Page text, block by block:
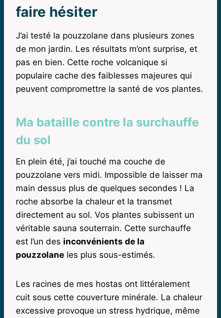
faire hésiter
J’ai testé la pouzzolane dans plusieurs zones
de mon jardin. Les résultats m’ont surprise, et
pas en bien. Cette roche volcanique si
populaire cache des faiblesses majeures qui
peuvent compromettre la santé de vos plantes.
Ma bataille contre la surchauffe
du sol
En plein été, j’ai touché ma couche de
pouzzolane vers midi. Impossible de laisser ma
main dessus plus de quelques secondes ! La
roche absorbe la chaleur et la transmet
directement au sol. Vos plantes subissent un
véritable sauna souterrain. Cette surchauffe
est l’un des inconvénients de la
pouzzolane les plus sous-estimés.
Les racines de mes hostas ont littéralement
cuit sous cette couverture minérale. La chaleur
excessive provoque un stress hydrique, même